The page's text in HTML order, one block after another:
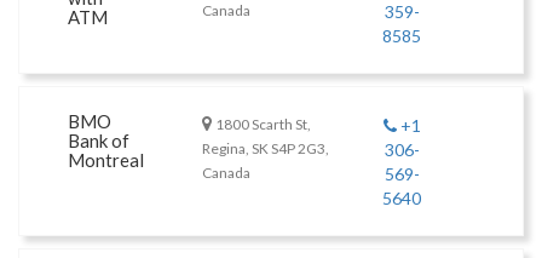
ATM
Canada
359-
8585
BMO
Bank of
Montreal
1800 Scarth St,
Regina, SK S4P 2G3,
Canada
+1
306-
569-
5640